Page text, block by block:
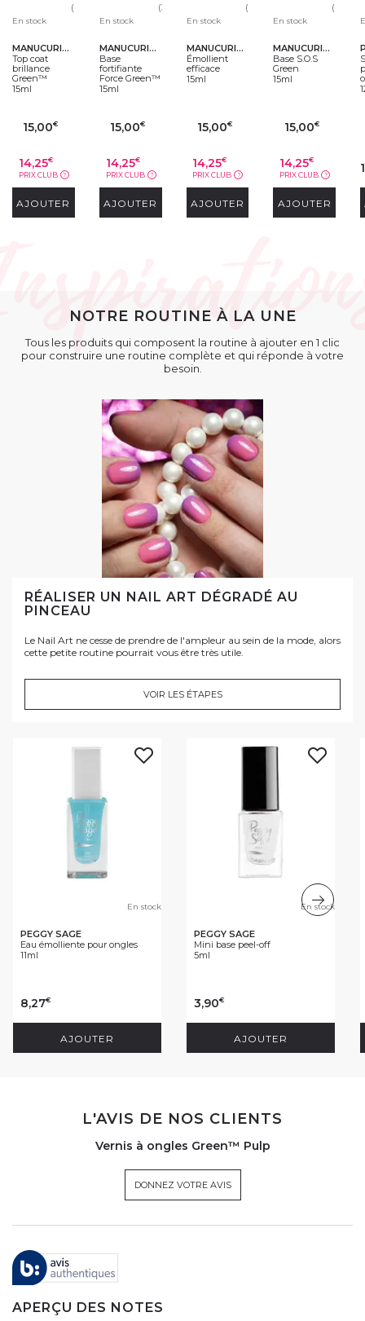
(652)
En stock
MANUCURIST
Top coat
brillance
Green™
15ml
15,00€
14,25€
PRIX CLUB ?
AJOUTER
(304)
En stock
MANUCURIST
Base
fortifiante
Force Green™
15ml
15,00€
14,25€
PRIX CLUB ?
AJOUTER
(675)
En stock
MANUCURIST
Émollient
efficace
15ml
15,00€
14,25€
PRIX CLUB ?
AJOUTER
(696)
En stock
MANUCURIST
Base S.O.S
Green
15ml
15,00€
14,25€
PRIX CLUB ?
AJOUTER
NOTRE ROUTINE À LA UNE
Tous les produits qui composent la routine à ajouter en 1 clic
pour construire une routine complète et qui réponde à votre
besoin.
RÉALISER UN NAIL ART DÉGRADÉ AU
PINCEAU
Le Nail Art ne cesse de prendre de l'ampleur au sein de la mode, alors
cette petite routine pourrait vous être très utile.
VOIR LES ÉTAPES
En stock
PEGGY SAGE
Eau émolliente pour ongles
11ml
8,27€
AJOUTER
En stock
PEGGY SAGE
Mini base peel-off
5ml
3,90€
AJOUTER
L'AVIS DE NOS CLIENTS
Vernis à ongles Green™ Pulp
DONNEZ VOTRE AVIS
APERÇU DES NOTES